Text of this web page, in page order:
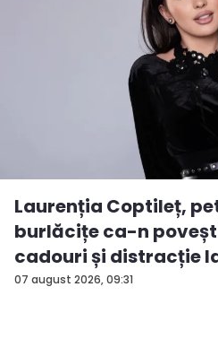
07 august 2026, 09:31
Laurenția Coptileț,
burlăcițe ca-n
cadouri și distracție
surp...